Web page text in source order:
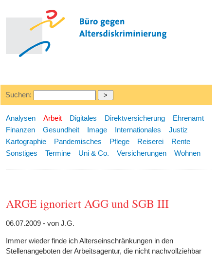
Suchen:
Analysen Arbeit Digitales Direktversicherung
Ehrenamt
Finanzen
Gesundheit Image Internationales
Justiz
Kartographie
Pandemisches Pflege Reiserei
Rente
Sonstiges
Termine Uni & Co. Versicherungen Wohnen
ARGE ignoriert AGG und SGB III
06.07.2009 - von J.G.
Immer wieder finde ich Alterseinschränkungen in den
Stellenangeboten der Arbeitsagentur, die nicht nachvollziehbar